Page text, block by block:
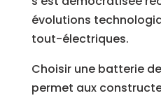
évolutions
tout-électriques.
Choisir une batterie
permet aux